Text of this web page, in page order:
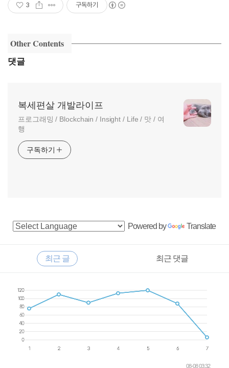
3 구독하기
Other Contents
댓글
복세편살 개발라이프
프로그래밍 / Blockchain / Insight / Life / 맛 / 여
행
구독하기
Powered by Translate
RECENTLY
최근 글 최근 댓글
08-08 03:32